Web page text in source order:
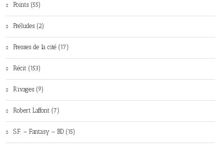
Points (55)
Préludes (2)
Presses de la cité (17)
Récit (153)
Rivages (9)
Robert Laffont (7)
S.F. – Fantasy – BD (15)